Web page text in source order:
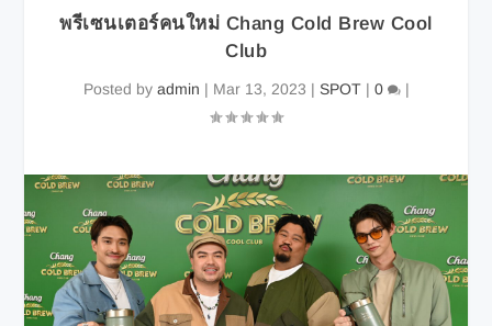
พรีเซนเตอร์คนใหม่ Chang Cold Brew Cool
Club
Posted by admin | Mar 13, 2023 | SPOT| 0 |